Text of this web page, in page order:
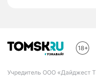
Учредитель ООО «Дайджест